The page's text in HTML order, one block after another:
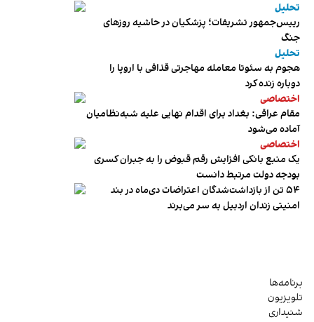
تحلیل
رییس‌جمهور تشریفات؛ پزشکیان در حاشیه روزهای
جنگ
تحلیل
هجوم به سئوتا معامله مهاجرتی قذافی با اروپا را
دوباره زنده کرد
اختصاصی
مقام عراقی: بغداد برای اقدام نهایی علیه شبه‌نظامیان
آماده می‌شود
اختصاصی
یک منبع بانکی افزایش رقم قبوض را به جبران کسری
بودجه دولت مرتبط دانست
۵۴ تن از بازداشت‌شدگان اعتراضات دی‌ماه در بند
امنیتی زندان اردبیل به سر می‌برند
برنامه‌ها
تلویزیون
شنیداری